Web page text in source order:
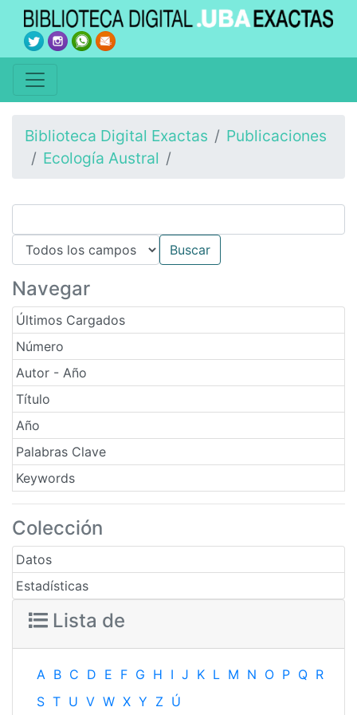
Biblioteca Digital Exactas
Publicaciones
Ecología Austral
Navegar
Últimos Cargados
Número
Autor - Año
Título
Año
Palabras Clave
Keywords
Colección
Datos
Estadísticas
Lista de
A B C D E F G H I J K L M N O P Q R
S T U V W X Y Z Ú